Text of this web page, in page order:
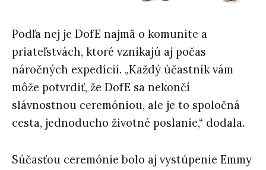
Podľa nej je DofE najmä o komunite a
priateľstvách, ktoré vznikajú aj počas
náročných expedícií. „Každý účastník vám
môže potvrdiť, že DofE sa nekončí
slávnostnou ceremóniou, ale je to spoločná
cesta, jednoducho životné poslanie,“ dodala.
Súčasťou ceremónie bolo aj vystúpenie Emmy